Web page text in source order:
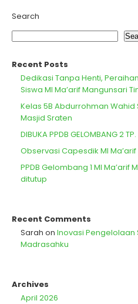
Search
Recent Posts
Dedikasi Tanpa Henti,
Siswa MI Ma’arif Mangunsari
Kelas 5B Abdurrohman Wahid
Masjid Sraten
DIBUKA PPDB GELOMBANG 2
Observasi Capesdik MI
PPDB Gelombang 1 MI
ditutup
Recent Comments
Sarah on Inovasi Pengelolaan
Madrasahku
Archives
April 2026